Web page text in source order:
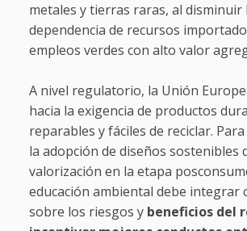
metales y tierras raras, al disminuir
dependencia de recursos
empleos verdes con alto valor
A nivel regulatorio, la Unión
hacia la exigencia de productos
reparables y fáciles de reciclar.
la adopción de diseños sostenibles
valorización en la etapa
educación ambiental debe integrar
sobre los riesgos y beneficios del